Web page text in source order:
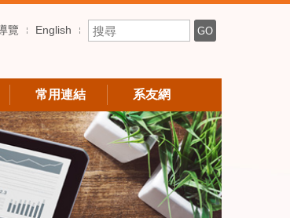
覽 English 搜尋關鍵字 GO
常用連結 系友網